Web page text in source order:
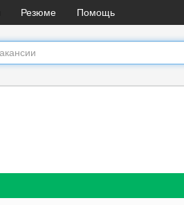
Резюме Помощь